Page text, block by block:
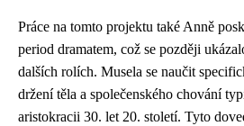
Práce na tomto projektu také Anně
period dramatem, což se později
dalších rolích. Musela se naučit
držení těla a společenského chování
aristokracii 30. let 20. století. Tyto